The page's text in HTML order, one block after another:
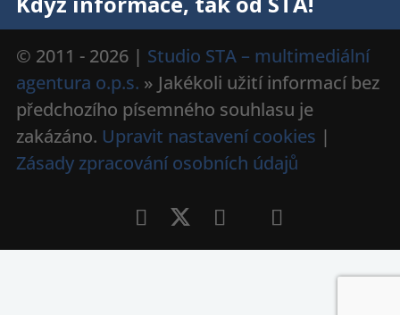
© 2011 - 2026 | Studio STA – multimediální
agentura o.p.s. » Jakékoli užití informací bez
předchozího písemného souhlasu je
zakázáno. Upravit nastavení cookies |
Zásady zpracování osobních údajů